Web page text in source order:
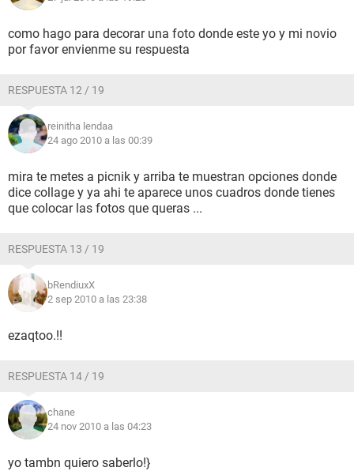
como hago para decorar una foto donde este yo y mi novio
por favor envienme su respuesta
RESPUESTA 12 / 19
reinitha lendaa
24 ago 2010 a las 00:39
mira te metes a picnik y arriba te muestran opciones donde
dice collage y ya ahi te aparece unos cuadros donde tienes
que colocar las fotos que queras ...
RESPUESTA 13 / 19
bRendiuxX
2 sep 2010 a las 23:38
ezaqtoo.!!
RESPUESTA 14 / 19
chane
24 nov 2010 a las 04:23
yo tambn quiero saberlo!}